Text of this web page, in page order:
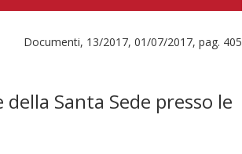
Documenti, 13/2017, 01/07/2017, pag. 405
Santa Sede presso le